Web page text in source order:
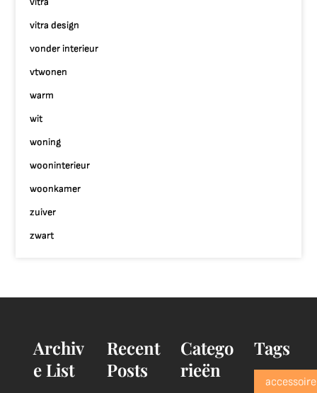
vitra design
vonder interieur
vtwonen
warm
wit
woning
wooninterieur
woonkamer
zuiver
zwart
Archiv
e List
Recent
Posts
Catego
rieën
Tags